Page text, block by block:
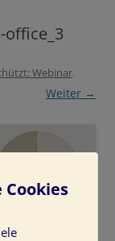
Webinar.
Weiter →
Cookies